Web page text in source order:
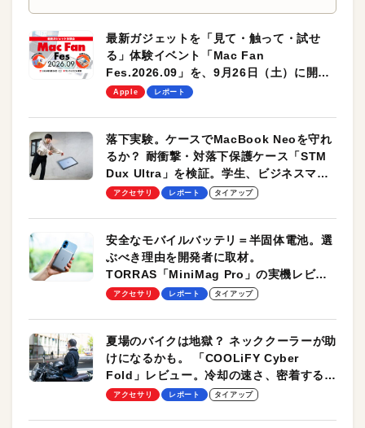
最新ガジェットを「見て・触って・試せ
る」体験イベント「Mac Fan
Fes.2026.09」を、9月26日（土）に開催
します！
Apple レポート
落下実験。ケースでMacBook Neoを守れ
るか？ 耐衝撃・対落下保護ケース「STM
Dux Ultra」を検証。学生、ビジネスマン
のモバイルユースに最適！
アクセサリ レポート タイアップ
安全なモバイルバッテリ＝半固体電池。選
ぶべき理由を開発者に取材。
TORRAS「MiniMag Pro」の実機レビュ
ーも
アクセサリ レポート タイアップ
夏場のバイクは地獄？ ネッククーラーが助
けになるかも。 「COOLiFY Cyber
Fold」レビュー。冷却の速さ、密着する冷
却プレート、シンプルな操作性がグッド！
アクセサリ レポート タイアップ